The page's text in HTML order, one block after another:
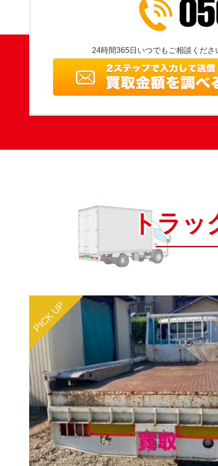
24時間365日いつでもご相談くださ
トラ
PICK UP